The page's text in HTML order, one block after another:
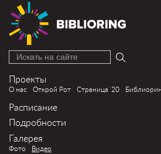
Искать на
Проекты
О нас Открой Рот Страница´20
Расписание
Подробности
Галерея
Фото Видео